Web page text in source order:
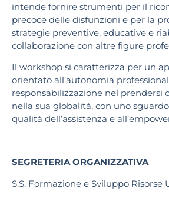
intende fornire strumenti per il
precoce delle disfunzioni e per la
strategie preventive, educative e
collaborazione con altre figure
Il workshop si caratterizza per un
orientato all’autonomia
responsabilizzazione nel prendersi
nella sua globalità, con uno
qualità dell’assistenza e
SEGRETERIA ORGANIZZATIVA
S.S. Formazione e Sviluppo Risorse